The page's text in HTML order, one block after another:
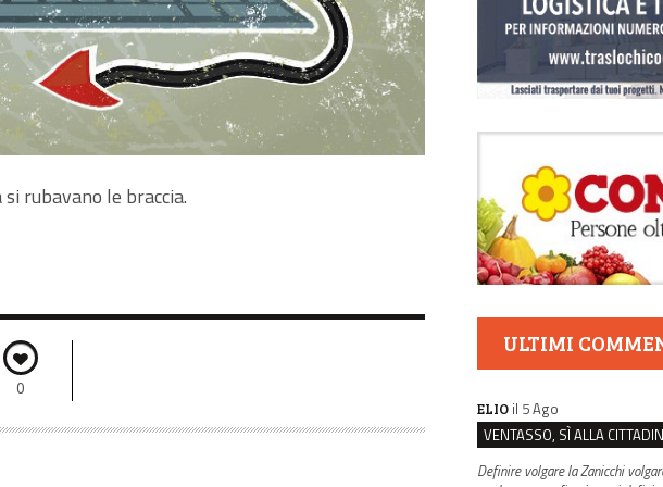
rubavano le braccia.
0
ULTIMI
ELIO il 5 Ago
Definire volgare la Zanicchi